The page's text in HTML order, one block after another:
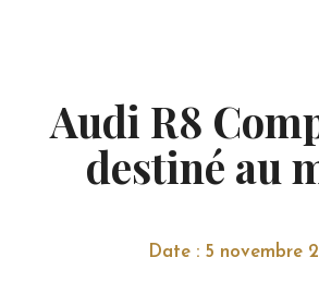
Audi R8
destiné au
Date : 5 novembre